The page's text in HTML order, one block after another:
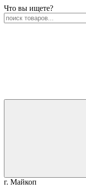
Что вы ищете?
г. Майкоп